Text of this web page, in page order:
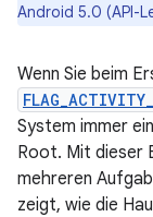
Android 5.0 (API-
Wenn Sie beim
System immer
Root. Mit dieser
mehreren
zeigt, wie die